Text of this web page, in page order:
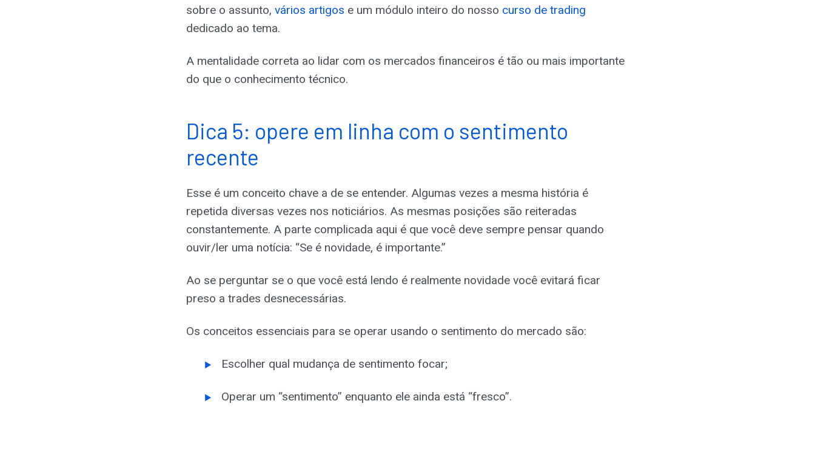
sobre o assunto, vários artigos e um módulo inteiro do nosso curso de trading
dedicado ao tema.
A mentalidade correta ao lidar com os mercados financeiros é tão ou mais importante
do que o conhecimento técnico.
Dica 5: opere em linha com o sentimento
recente
Esse é um conceito chave a de se entender. Algumas vezes a mesma história é
repetida diversas vezes nos noticiários. As mesmas posições são reiteradas
constantemente. A parte complicada aqui é que você deve sempre pensar quando
ouvir/ler uma notícia: “Se é novidade, é importante.”
Ao se perguntar se o que você está lendo é realmente novidade você evitará ficar
preso a trades desnecessárias.
Os conceitos essenciais para se operar usando o sentimento do mercado são:
Escolher qual mudança de sentimento focar;
Operar um “sentimento” enquanto ele ainda está “fresco”.